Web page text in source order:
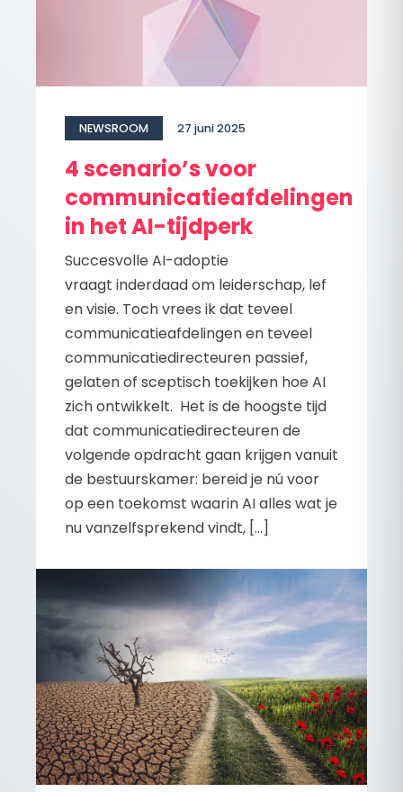
NEWSROOM 27 juni 2025
4 scenario’s voor
communicatieafdelingen
in het AI-tijdperk
Succesvolle AI-adoptie
vraagt inderdaad om leiderschap, lef
en visie. Toch vrees ik dat teveel
communicatieafdelingen en teveel
communicatiedirecteuren passief,
gelaten of sceptisch toekijken hoe AI
zich ontwikkelt. Het is de hoogste tijd
dat communicatiedirecteuren de
volgende opdracht gaan krijgen vanuit
de bestuurskamer: bereid je nú voor
op een toekomst waarin AI alles wat je
nu vanzelfsprekend vindt, […]